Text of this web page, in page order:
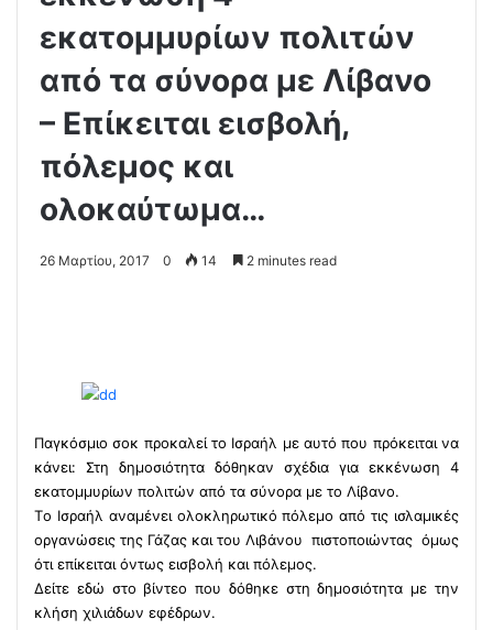
εκατομμυρίων πολιτών
από τα σύνορα με Λίβανο
– Επίκειται εισβολή,
πόλεμος και
ολοκαύτωμα…
26 Μαρτίου, 2017 0 14 2 minutes read
Παγκόσμιο σοκ προκαλεί το Ισραήλ με αυτό που πρόκειται να
κάνει: Στη δημοσιότητα δόθηκαν σχέδια για εκκένωση 4
εκατομμυρίων πολιτών από τα σύνορα με το Λίβανο.
Tο Ισραήλ αναμένει ολοκληρωτικό πόλεμο από τις ισλαμικές
οργανώσεις της Γάζας και του Λιβάνου πιστοποιώντας όμως
ότι επίκειται όντως εισβολή και πόλεμος.
Δείτε εδώ στο βίντεο που δόθηκε στη δημοσιότητα με την
κλήση χιλιάδων εφέδρων.